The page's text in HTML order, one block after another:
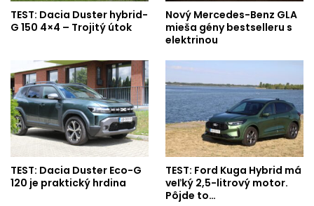
TEST: Dacia Duster hybrid-
G 150 4×4 – Trojitý útok
Nový Mercedes-Benz GLA
mieša gény bestselleru s
elektrinou
TEST: Dacia Duster Eco-G
120 je praktický hrdina
TEST: Ford Kuga Hybrid má
veľký 2,5-litrový motor.
Pôjde to…